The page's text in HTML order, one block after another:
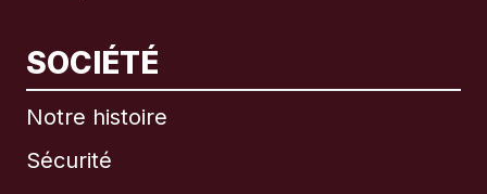
SOCIÉTÉ
Notre histoire
Sécurité